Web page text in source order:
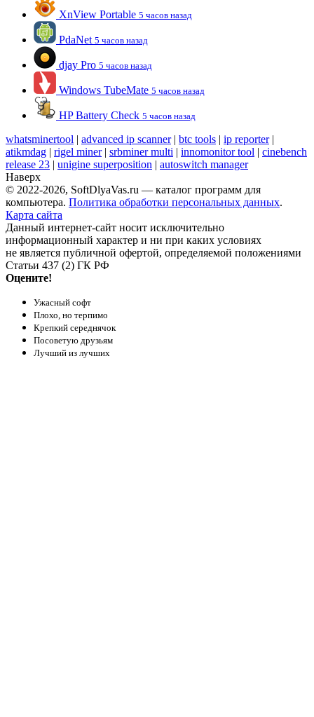
XnView Portable 5 часов назад
PdaNet 5 часов назад
djay Pro 5 часов назад
Windows TubeMate 5 часов назад
HP Battery Check 5 часов назад
whatsminertool | advanced ip scanner| btc tools | ip reporter|
atikmdag | rigel miner| srbminer multi | innomonitor tool | cinebench
release 23 | unigine superposition | autoswitch manager
Наверх
© 2022-2026, SoftDlyaVas.ru — каталог программ для
компьютера. Политика обработки персональных данных.
Карта сайта
Данный интернет-сайт носит исключительно
информационный характер и ни при каких условиях
не является публичной офертой, определяемой положениями
Статьи 437 (2) ГК РФ
Оцените!
Ужасный софт
Плохо, но терпимо
Крепкий середнячок
Посоветую друзьям
Лучший из лучших